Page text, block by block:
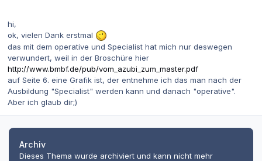
hi,
ok, vielen Dank erstmal
das mit dem operative und Specialist hat mich nur deswegen
verwundert, weil in der Broschüre hier
http://www.bmbf.de/pub/vom_azubi_zum_master.pdf
auf Seite 6. eine Grafik ist, der entnehme ich das man nach der
Ausbildung "Specialist" werden kann und danach "operative".
Aber ich glaub dir;)
Archiv
Dieses Thema wurde archiviert und kann nicht mehr